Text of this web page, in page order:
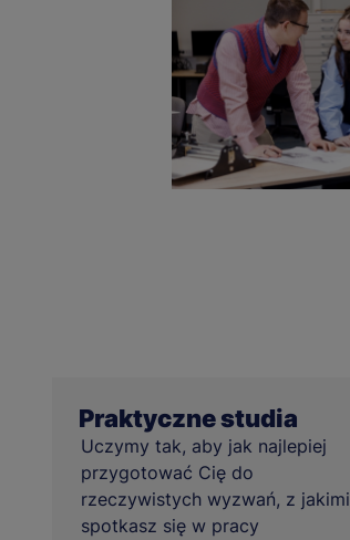
Praktyczne studia
Uczymy tak, aby jak najlepiej
przygotować Cię do
rzeczywistych wyzwań, z jakimi
spotkasz się w pracy